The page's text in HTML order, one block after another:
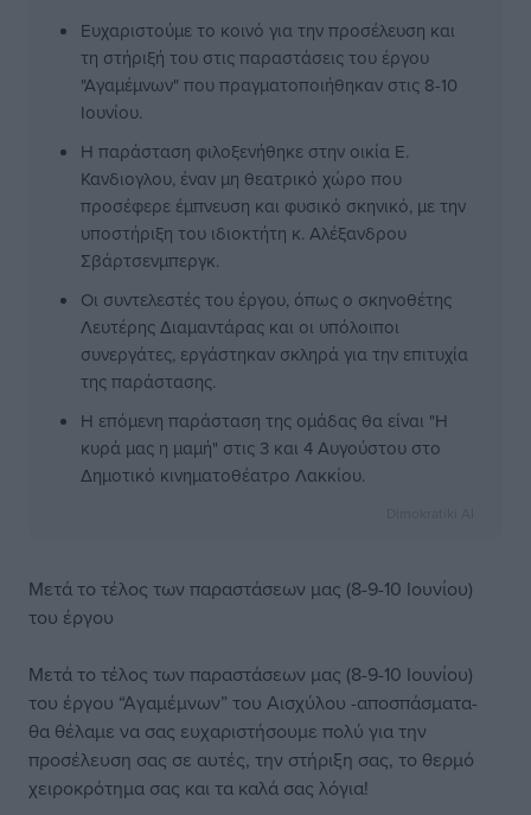
Ευχαριστούμε το κοινό για την προσέλευση και
τη στήριξή του στις παραστάσεις του έργου
"Αγαμέμνων" που πραγματοποιήθηκαν στις 8-10
Ιουνίου.
Η παράσταση φιλοξενήθηκε στην οικία Ε.
Κανδιογλου, έναν μη θεατρικό χώρο που
προσέφερε έμπνευση και φυσικό σκηνικό, με την
υποστήριξη του ιδιοκτήτη κ. Αλέξανδρου
Σβάρτσενμπεργκ.
Οι συντελεστές του έργου, όπως ο σκηνοθέτης
Λευτέρης Διαμαντάρας και οι υπόλοιποι
συνεργάτες, εργάστηκαν σκληρά για την επιτυχία
της παράστασης.
Η επόμενη παράσταση της ομάδας θα είναι "Η
κυρά μας η μαμή" στις 3 και 4 Αυγούστου στο
Δημοτικό κινηματοθέατρο Λακκίου.
Μετά το τέλος των παραστάσεων μας (8-9-10 Ιουνίου)
του έργου
Μετά το τέλος των παραστάσεων μας (8-9-10 Ιουνίου)
του έργου “Αγαμέμνων” του Αισχύλου -αποσπάσματα-
θα θέλαμε να σας ευχαριστήσουμε πολύ για την
προσέλευση σας σε αυτές, την στήριξη σας, το θερμό
χειροκρότημα σας και τα καλά σας λόγια!